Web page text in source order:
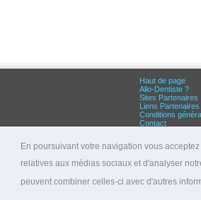
En poursuivant votre navigation vous
relatives aux médias sociaux et d'analyser
peuvent combiner celles-ci avec d'autres
Haut de page
Allo-Dentiste ?
Sites Partenaires
Liens Partenaires
Conditions
Contact
Dentiste Lyon